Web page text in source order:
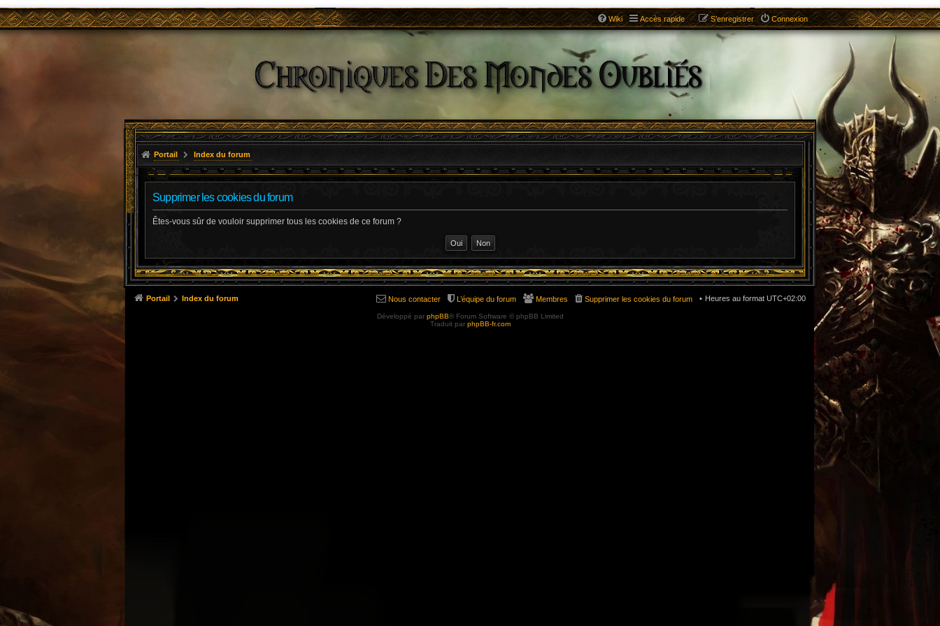
Wiki Accès rapide Connexion
S’enregistrer
Portail Index du forum
Supprimer les cookies du forum
Êtes-vous sûr de vouloir supprimer tous les cookies de ce forum ?
Portail Index du forum Heures au format UTC+02:00
Supprimer les cookies du forum
Membres
L’équipe du forum
Nous contacter
Développé par phpBB® Forum Software © phpBB Limited
Traduit par phpBB-fr.com